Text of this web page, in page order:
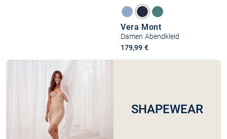
Vera Mont
Damen Abendkleid
179,99 €
SHAPEWEAR